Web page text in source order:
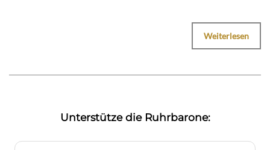
Weiterlesen
Unterstütze die Ruhrbarone: